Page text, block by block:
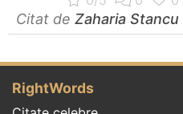
Citat de Zaharia Stancu
RightWords